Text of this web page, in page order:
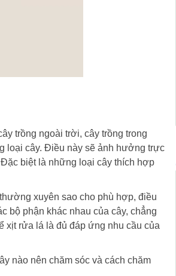
trồng ngoài trời, cây trồng trong
loại cây. Điều này sẽ ảnh hưởng trực
biệt là những loại cây thích hợp
xuyên sao cho phù hợp, điều
bộ phận khác nhau của cây, chẳng
xịt rửa lá là đủ đáp ứng nhu cầu của
nào nên chăm sóc và cách chăm